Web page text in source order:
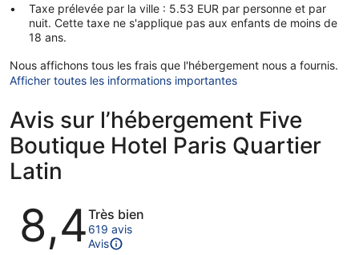
Taxe prélevée par la ville : 5.53 EUR par personne et par
nuit. Cette taxe ne s'applique pas aux enfants de moins de
18 ans.
Nous affichons tous les frais que l'hébergement nous a fournis.
Afficher toutes les informations importantes
Avis sur l’hébergement Five
Boutique Hotel Paris Quartier
Latin
Avis
8,4Très bien
619 avis
Avis